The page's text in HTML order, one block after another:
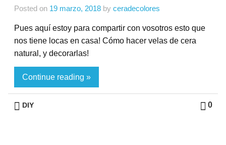
Posted on 19 marzo, 2018 by ceradecolores
Pues aquí estoy para compartir con vosotros esto que
nos tiene locas en casa! Cómo hacer velas de cera
natural, y decorarlas!
Continue reading »
0
DIY